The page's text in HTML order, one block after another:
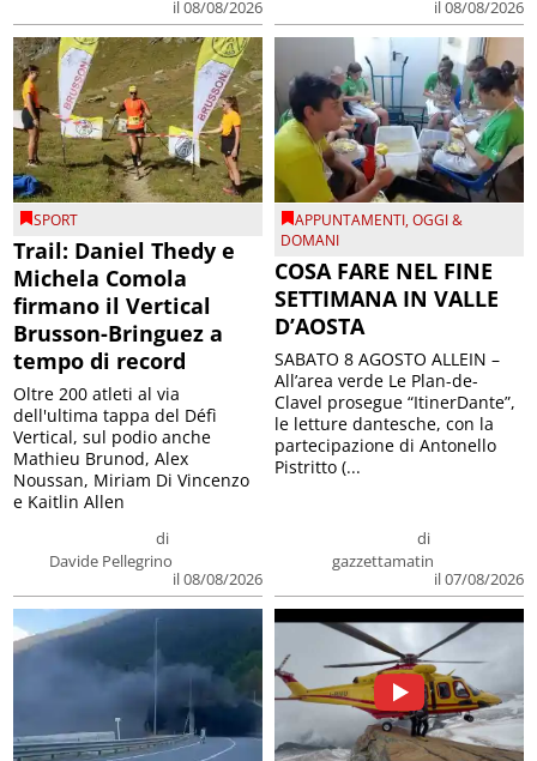
il 08/08/2026
il 08/08/2026
SPORT
Trail: Daniel Thedy e
Michela Comola
firmano il Vertical
Brusson-Bringuez a
tempo di record
di
Davide Pellegrino
il 08/08/2026
Oltre 200 atleti al via
dell'ultima tappa del Défì
Vertical, sul podio anche
Mathieu Brunod, Alex
Noussan, Miriam Di Vincenzo
e Kaitlin Allen
APPUNTAMENTI,OGGI &
DOMANI
COSA FARE NEL FINE
SETTIMANA IN VALLE
D’AOSTA
di
gazzettamatin
il 07/08/2026
SABATO 8 AGOSTO ALLEIN –
All’area verde Le Plan-de-
Clavel prosegue “ItinerDante”,
le letture dantesche, con la
partecipazione di Antonello
Pistritto (...